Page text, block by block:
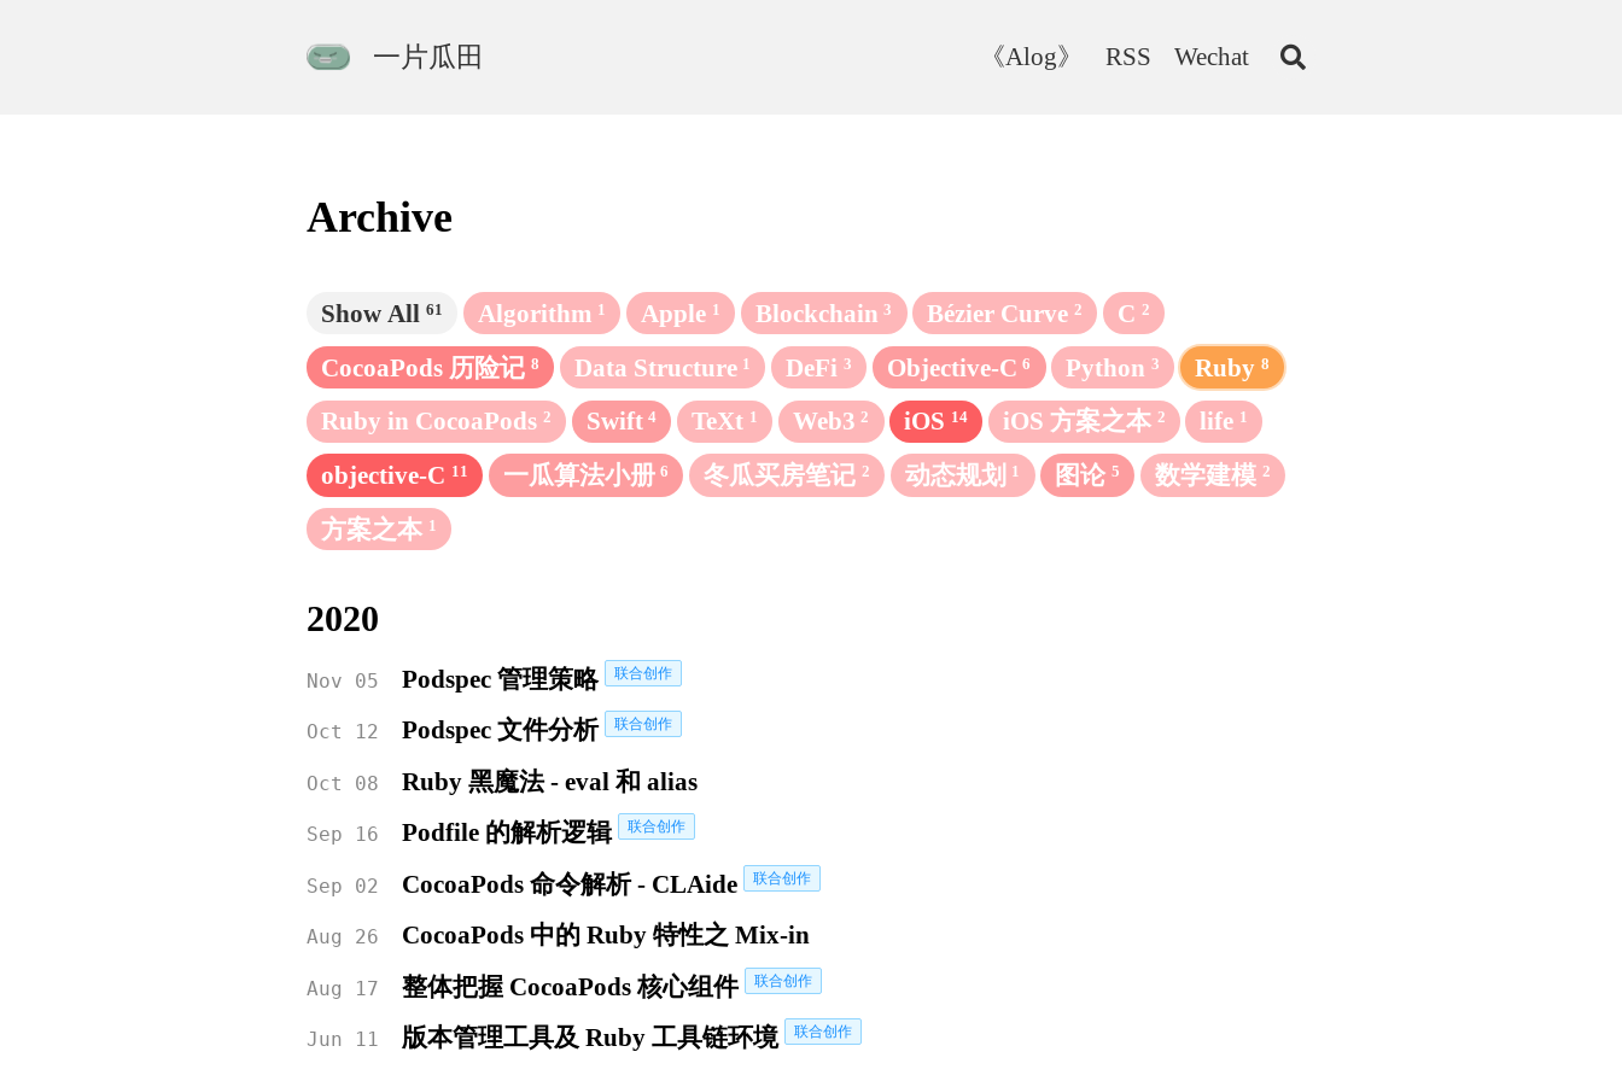
一片瓜田 《Alog》 RSS Wechat
Archive
Show All 61 Algorithm 1 Apple 1 Blockchain 3 Bézier Curve 2 C 2
CocoaPods 历险记 8 Data Structure 1 DeFi 3 Objective-C 6 Python 3 Ruby 8
Ruby in CocoaPods 2 Swift 4 TeXt 1 Web3 2 iOS 14 iOS 方案之本 2 life 1
objective-C 11 一瓜算法小册 6 冬瓜买房笔记 2 动态规划 1 图论 5 数学建模 2
方案之本 1
2020
Nov 05 Podspec 管理策略 联合创作
Oct 12 Podspec 文件分析 联合创作
Oct 08 Ruby 黑魔法 - eval 和 alias
Sep 16 Podfile 的解析逻辑 联合创作
Sep 02 CocoaPods 命令解析 - CLAide 联合创作
Aug 26 CocoaPods 中的 Ruby 特性之 Mix-in
Aug 17 整体把握 CocoaPods 核心组件 联合创作
Jun 11 版本管理工具及 Ruby 工具链环境 联合创作